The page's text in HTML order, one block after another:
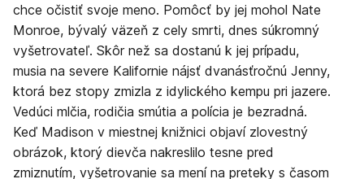
chce očistiť svoje meno. Pomôcť by jej mohol Nate
Monroe, bývalý väzeň z cely smrti, dnes súkromný
vyšetrovateľ. Skôr než sa dostanú k jej prípadu,
musia na severe Kalifornie nájsť dvanásťročnú Jenny,
ktorá bez stopy zmizla z idylického kempu pri jazere.
Vedúci mlčia, rodičia smútia a polícia je bezradná.
Keď Madison v miestnej knižnici objaví zlovestný
obrázok, ktorý dievča nakreslilo tesne pred
zmiznutím, vyšetrovanie sa mení na preteky s časom